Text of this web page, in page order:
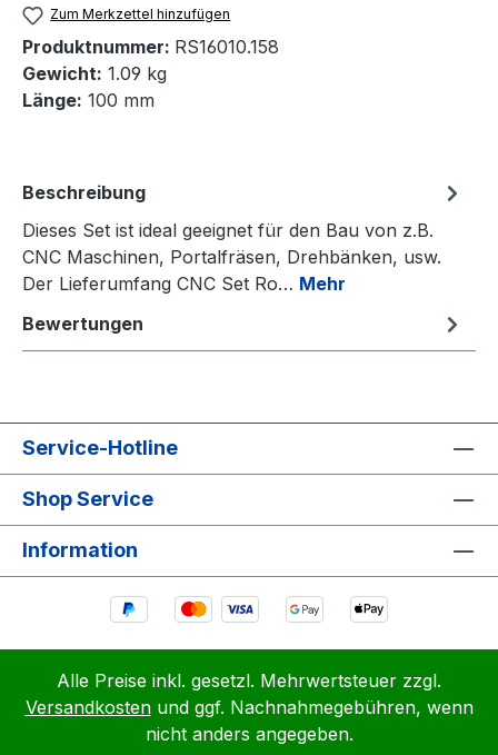
Zum Merkzettel hinzufügen
Produktnummer: RS16010.158
Gewicht: 1.09 kg
Länge: 100 mm
Beschreibung
Dieses Set ist ideal geeignet für den Bau von z.B.
CNC Maschinen, Portalfräsen, Drehbänken, usw.
Der Lieferumfang CNC Set Ro… Mehr
Bewertungen
Service-Hotline
Shop Service
Information
Alle Preise inkl. gesetzl. Mehrwertsteuer zzgl.
Versandkostenund ggf. Nachnahmegebühren, wenn
nicht anders angegeben.